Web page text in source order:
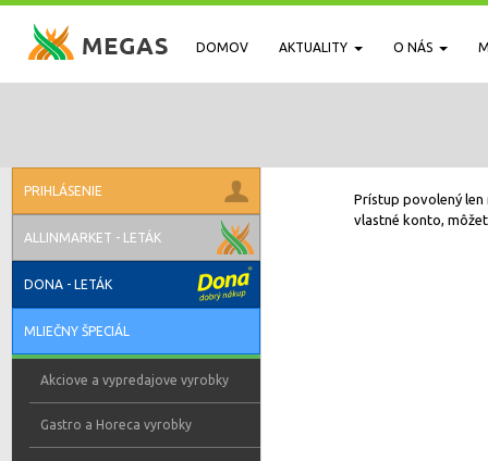
DOMOV AKTUALITY O NÁS
PRIHLÁSENIE
ALLINMARKET - LETÁK
DONA - LETÁK
MLIEČNY ŠPECIÁL
Akciove a vypredajove vyrobky
Gastro a Horeca vyrobky
Prístup povolený len
vlastné konto,